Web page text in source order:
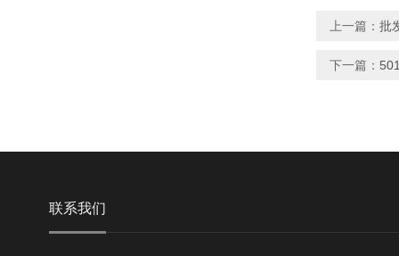
上一篇： 批
下一篇：
联系我们